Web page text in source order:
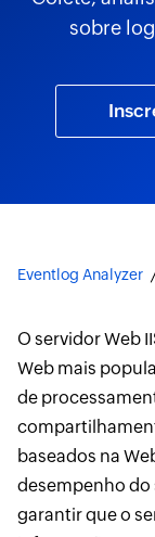
sobre
Eventlog Analyzer
O servidor Web
Web mais
de
baseados na
desempenho do
garantir que o